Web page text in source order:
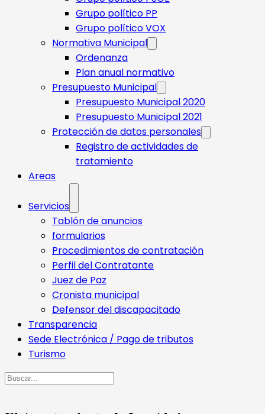
Grupo político PP
Grupo político VOX
Normativa Municipal
Ordenanza
Plan anual normativo
Presupuesto Municipal
Presupuesto Municipal 2020
Presupuesto Municipal 2021
Protección de datos personales
Registro de actividades de
tratamiento
Areas
Servicios
Tablón de anuncios
formularios
Procedimientos de contratación
Perfil del Contratante
Juez de Paz
Cronista municipal
Defensor del discapacitado
Transparencia
Sede Electrónica / Pago de tributos
Turismo
Buscar